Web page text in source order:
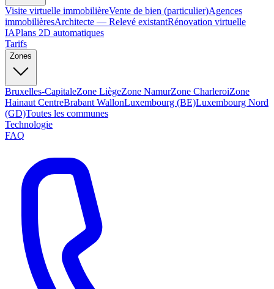
Visite virtuelle immobilièreVente de bien (particulier)Agences
immobilièresArchitecte — Relevé existantRénovation virtuelle
IAPlans 2D automatiques
Tarifs
Zones
Bruxelles-CapitaleZone LiègeZone NamurZone CharleroiZone
Hainaut CentreBrabant WallonLuxembourg (BE)Luxembourg Nord
(GD)Toutes les communes
Technologie
FAQ